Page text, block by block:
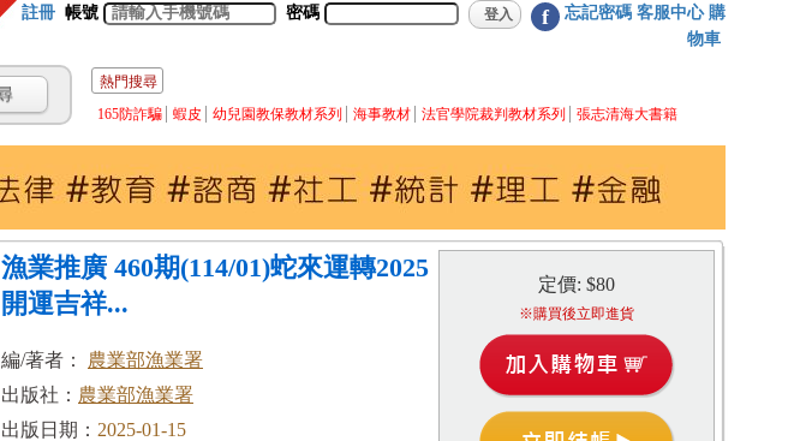
註冊 帳號 密碼 f 忘記密碼 客服中心 購
物車
熱門搜尋
165防詐騙
蝦皮 幼兒園教保教材系列 海事教材 法官學院裁判教材系列 張志清海大書籍
漁業推廣 460期(114/01)蛇來運轉2025
開運吉祥...
編/著者： 農業部漁業署
出版社： 農業部漁業署
出版日期： 2025-01-15
定價: $80
※購買後立即進貨